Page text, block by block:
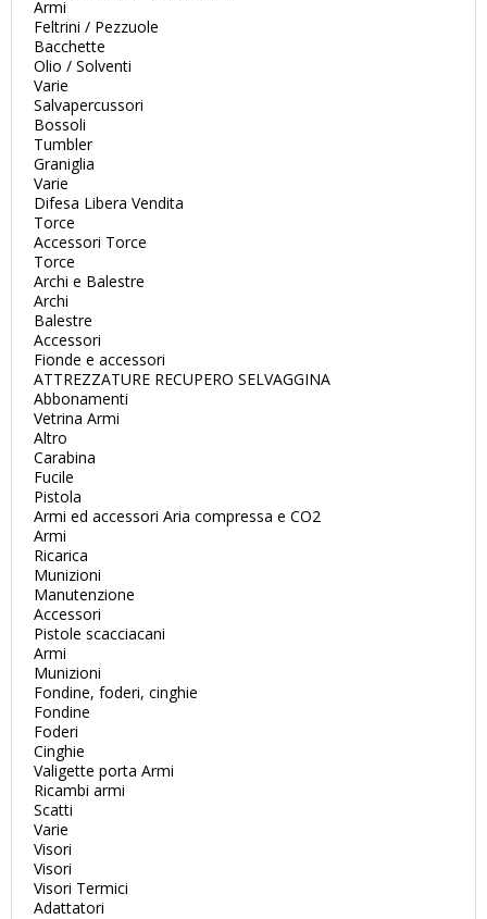
Armi
Feltrini / Pezzuole
Bacchette
Olio / Solventi
Varie
Salvapercussori
Bossoli
Tumbler
Graniglia
Varie
Difesa Libera Vendita
Torce
Accessori Torce
Torce
Archi e Balestre
Archi
Balestre
Accessori
Fionde e accessori
ATTREZZATURE RECUPERO SELVAGGINA
Abbonamenti
Vetrina Armi
Altro
Carabina
Fucile
Pistola
Armi ed accessori Aria compressa e CO2
Armi
Ricarica
Munizioni
Manutenzione
Accessori
Pistole scacciacani
Armi
Munizioni
Fondine, foderi, cinghie
Fondine
Foderi
Cinghie
Valigette porta Armi
Ricambi armi
Scatti
Varie
Visori
Visori
Visori Termici
Adattatori